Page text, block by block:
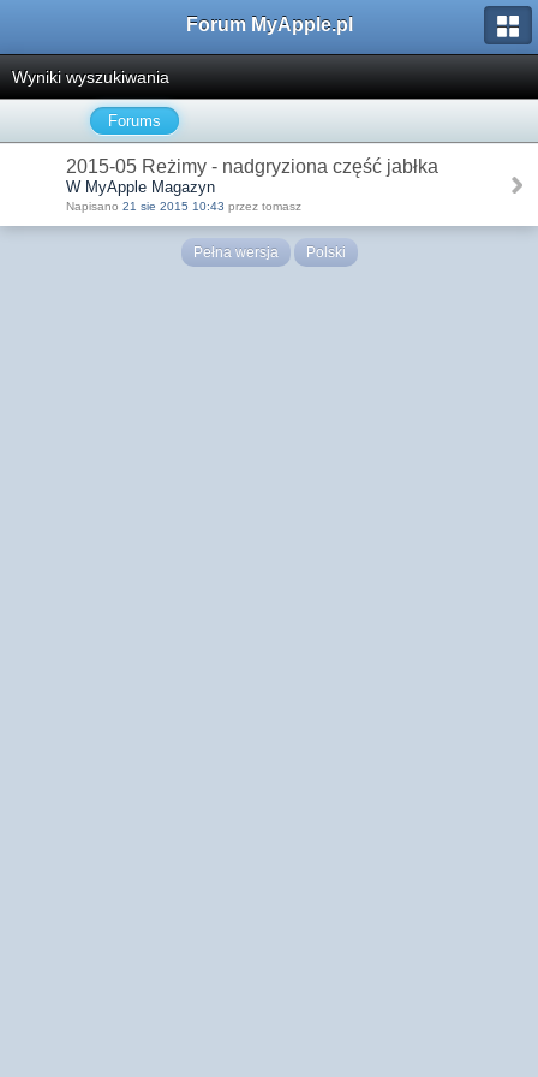
Forum MyApple.pl
Wyniki wyszukiwania
Forums
2015-05 Reżimy - nadgryziona część jabłka
W MyApple Magazyn
Napisano 21 sie 2015 10:43 przez tomasz
Pełna wersja Polski